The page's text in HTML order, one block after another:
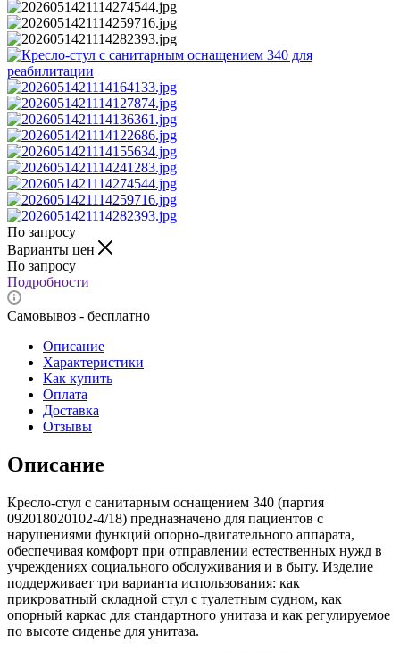
По запросу
Варианты цен
По запросу
Подробности
Самовывоз - бесплатно
Описание
Характеристики
Как купить
Оплата
Доставка
Отзывы
Описание
Кресло-стул с санитарным оснащением 340 (партия
092018020102-4/18) предназначено для пациентов с
нарушениями функций опорно-двигательного аппарата,
обеспечивая комфорт при отправлении естественных нужд в
учреждениях социального обслуживания и в быту. Изделие
поддерживает три варианта использования: как
прикроватный складной стул с туалетным судном, как
опорный каркас для стандартного унитаза и как регулируемое
по высоте сиденье для унитаза.